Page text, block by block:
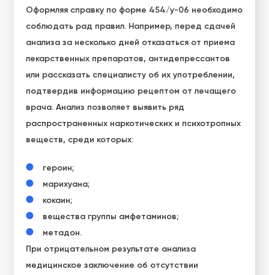
Оформляя справку по форме 454/у-06 необходимо
соблюдать рад правил. Например, перед сдачей
анализа за несколько дней отказаться от приема
лекарственных препаратов, антидепрессантов
или рассказать специалисту об их употреблении,
подтвердив информацию рецептом от лечащего
врача. Анализ позволяет выявить ряд
распространенных наркотических и психотропных
веществ, среди которых:
героин;
марихуана;
кокаин;
вещества группы амфетаминов;
метадон.
При отрицательном результате анализа
медицинское заключение об отсутствии